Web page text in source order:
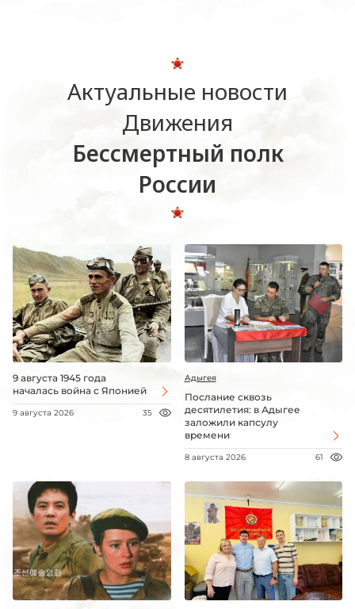
Актуальные новости
Движения
Бессмертный полк
России
9 августа 1945 года
началась война с Японией
9 августа 2026 35
Адыгея
Послание сквозь
десятилетия: в Адыгее
заложили капсулу
времени
8 августа 2026 61